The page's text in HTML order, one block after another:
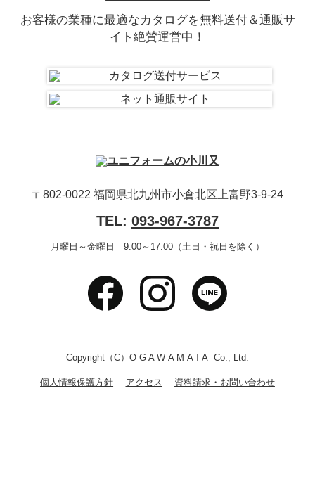
お客様の業種に最適なカタログを無料送付＆通販サ
イト絶賛運営中！
〒802-0022 福岡県北九州市小倉北区上富野3-9-24
TEL: 093-967-3787
月曜日～金曜日 9:00～17:00（土日・祝日を除く）
Copyright（C）OGAWAMATA Co., Ltd.
個人情報保護方針 アクセス 資料請求・お問い合わせ